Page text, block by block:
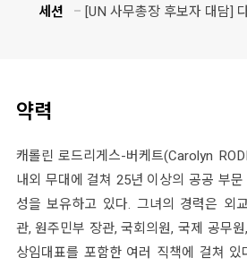
세션
[UN 사무총장 후보자 대담]
약력
캐롤린 로드리게스-버케트(Carolyn
내외 무대에 걸쳐 25년 이상의 공공 부
성을 보유하고 있다. 그녀의 경력은 외
관, 원주민부 장관, 국회의원, 국제 공무
상임대표를 포함한 여러 직책에 걸쳐